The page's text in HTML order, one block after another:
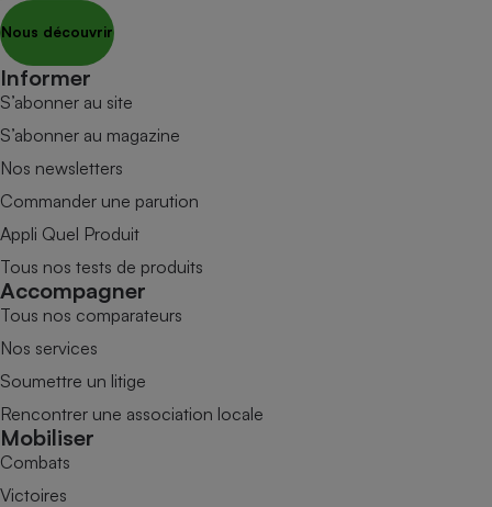
Nous découvrir
Informer
S’abonner au site
S’abonner au magazine
Nos newsletters
Commander une parution
Appli Quel Produit
Tous nos tests de produits
Accompagner
Tous nos comparateurs
Nos services
Soumettre un litige
Rencontrer une association locale
Mobiliser
Combats
Victoires